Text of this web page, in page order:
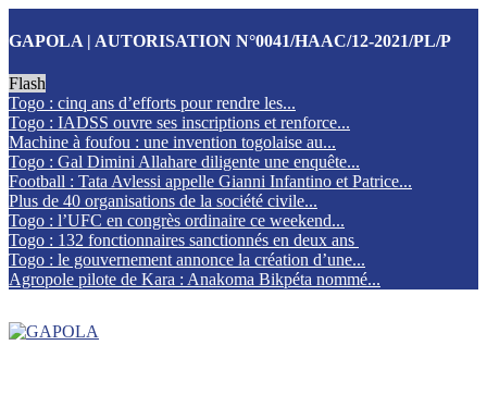
GAPOLA | AUTORISATION N°0041/HAAC/12-2021/PL/P
Flash
Togo : cinq ans d’efforts pour rendre les...
Togo : IADSS ouvre ses inscriptions et renforce...
Machine à foufou : une invention togolaise au...
Togo : Gal Dimini Allahare diligente une enquête...
Football : Tata Avlessi appelle Gianni Infantino et Patrice...
Plus de 40 organisations de la société civile...
Togo : l’UFC en congrès ordinaire ce weekend...
Togo : 132 fonctionnaires sanctionnés en deux ans
Togo : le gouvernement annonce la création d’une...
Agropole pilote de Kara : Anakoma Bikpéta nommé...